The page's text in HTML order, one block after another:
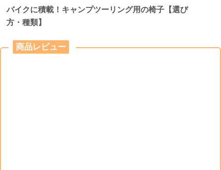
バイクに積載！キャンプツーリング用の椅子【選び
方・種類】
商品レビュー